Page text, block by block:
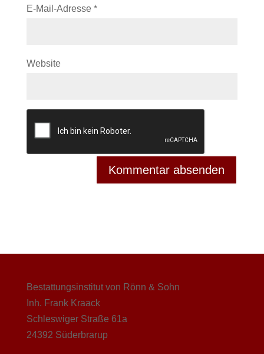
E-Mail-Adresse *
Website
Bestattungsinstitut von Rönn & Sohn
Inh. Frank Kraack
Schleswiger Straße 61a
24392 Süderbrarup